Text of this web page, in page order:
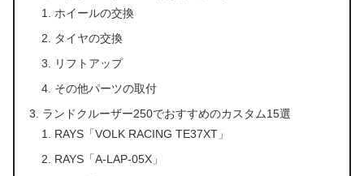
ホイールの交換
タイヤの交換
リフトアップ
その他パーツの取付
ランドクルーザー250でおすすめのカスタム15選
RAYS「VOLK RACING TE37XT」
RAYS「A-LAP-05X」